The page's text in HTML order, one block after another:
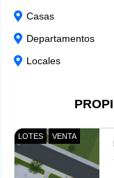
Casas
Departamentos
Locales
LOTES VENTA